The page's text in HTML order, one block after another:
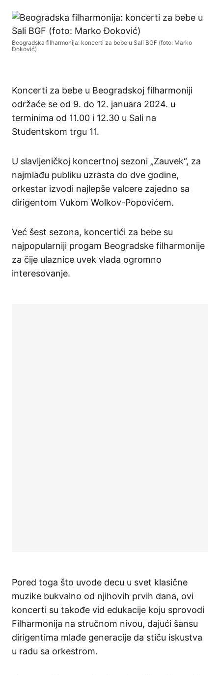
Beogradska filharmonija: koncerti za bebe u Sali BGF (foto: Marko
Đoković)
Koncerti za bebe u Beogradskoj filharmoniji
održaće se od 9. do 12. januara 2024. u
terminima od 11.00 i 12.30 u Sali na
Studentskom trgu 11.
U slavljeničkoj koncertnoj sezoni „Zauvek“, za
najmlađu publiku uzrasta do dve godine,
orkestar izvodi najlepše valcere zajedno sa
dirigentom Vukom Wolkov-Popovićem.
Već šest sezona, koncertići za bebe su
najpopularniji progam Beogradske filharmonije
za čije ulaznice uvek vlada ogromno
interesovanje.
Pored toga što uvode decu u svet klasične
muzike bukvalno od njihovih prvih dana, ovi
koncerti su takođe vid edukacije koju sprovodi
Filharmonija na stručnom nivou, dajući šansu
dirigentima mlađe generacije da stiču iskustva
u radu sa orkestrom.